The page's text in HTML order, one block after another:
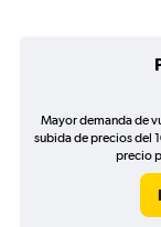
Mayor demanda de
subida de precios del
precio